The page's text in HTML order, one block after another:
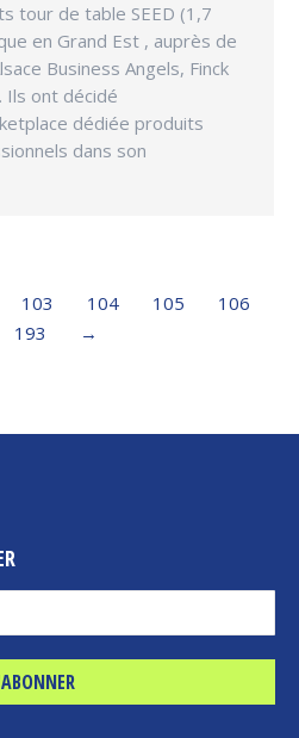
tour de table SEED (1,7
en Grand Est , auprès de
Business Angels, Finck
Ils ont décidé
dédiée produits
dans son
103 104 105
106
193 →